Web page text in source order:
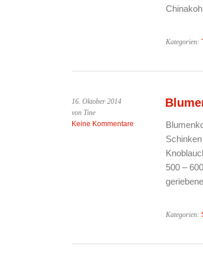
Kategorien:
16. Oktober 2014
von Tine
Keine Kommentare
500 –
Kategorien: